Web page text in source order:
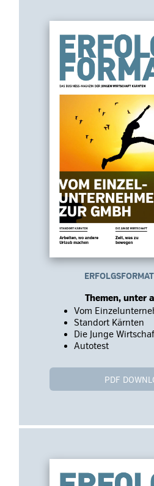
Themen, unter
Vom
Standort Kärnten
Die Junge
Autotest
PDF